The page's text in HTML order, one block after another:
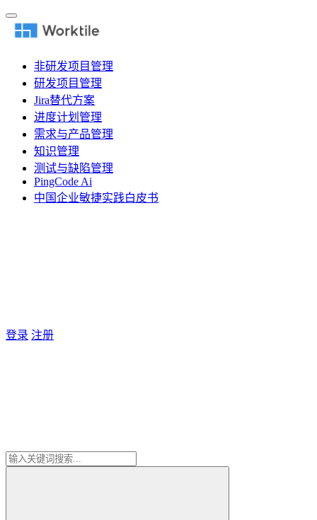
非研发项目管理
研发项目管理
Jira替代方案
进度计划管理
需求与产品管理
知识管理
测试与缺陷管理
PingCode Ai
中国企业敏捷实践白皮书
登录 注册